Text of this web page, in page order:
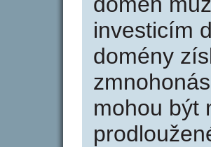
investicím
domény
mohou být